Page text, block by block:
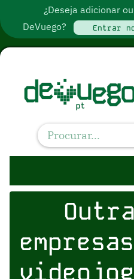
¿Deseja adicionar
DeVuego?
Entrar no